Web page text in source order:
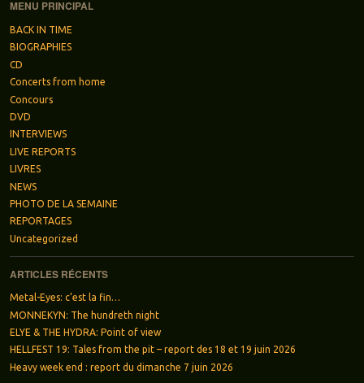
MENU PRINCIPAL
BACK IN TIME
BIOGRAPHIES
CD
Concerts from home
Concours
DVD
INTERVIEWS
LIVE REPORTS
LIVRES
NEWS
PHOTO DE LA SEMAINE
REPORTAGES
Uncategorized
ARTICLES RÉCENTS
Metal-Eyes: c’est la fin…
MONNEKYN: The hundreth night
ELYE & THE HYDRA: Point of view
HELLFEST 19: Tales from the pit – report des 18 et 19 juin 2026
Heavy week end : report du dimanche 7 juin 2026